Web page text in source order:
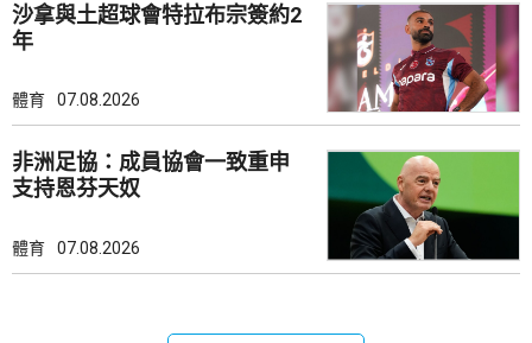
沙拿與土超球會特拉布宗簽約2
年
體育 07.08.2026
非洲足協：成員協會一致重申
支持恩芬天奴
體育 07.08.2026